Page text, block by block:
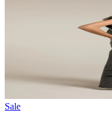
Sale